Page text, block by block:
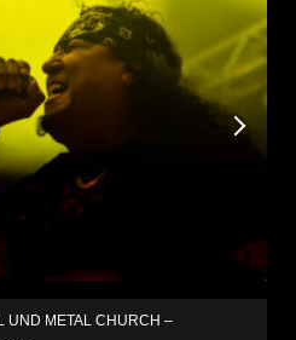
UND METAL CHURCH –